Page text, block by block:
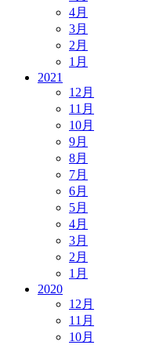
4月
3月
2月
1月
2021
12月
11月
10月
9月
8月
7月
6月
5月
4月
3月
2月
1月
2020
12月
11月
10月